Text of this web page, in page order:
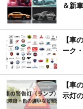
＆新
【車
ーク
【車
示灯